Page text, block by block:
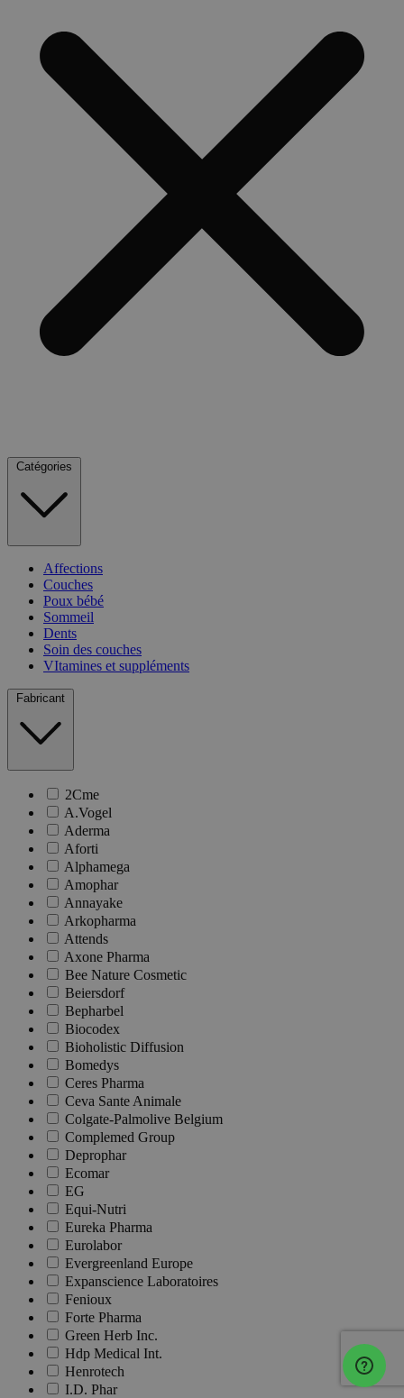
Catégories
Affections
Couches
Poux bébé
Sommeil
Dents
Soin des couches
VItamines et suppléments
Fabricant
2Cme
A.Vogel
Aderma
Aforti
Alphamega
Amophar
Annayake
Arkopharma
Attends
Axone Pharma
Bee Nature Cosmetic
Beiersdorf
Bepharbel
Biocodex
Bioholistic Diffusion
Bomedys
Ceres Pharma
Ceva Sante Animale
Colgate-Palmolive Belgium
Complemed Group
Deprophar
Ecomar
EG
Equi-Nutri
Eureka Pharma
Eurolabor
Evergreenland Europe
Expanscience Laboratoires
Fenioux
Forte Pharma
Green Herb Inc.
Hdp Medical Int.
Henrotech
I.D. Phar